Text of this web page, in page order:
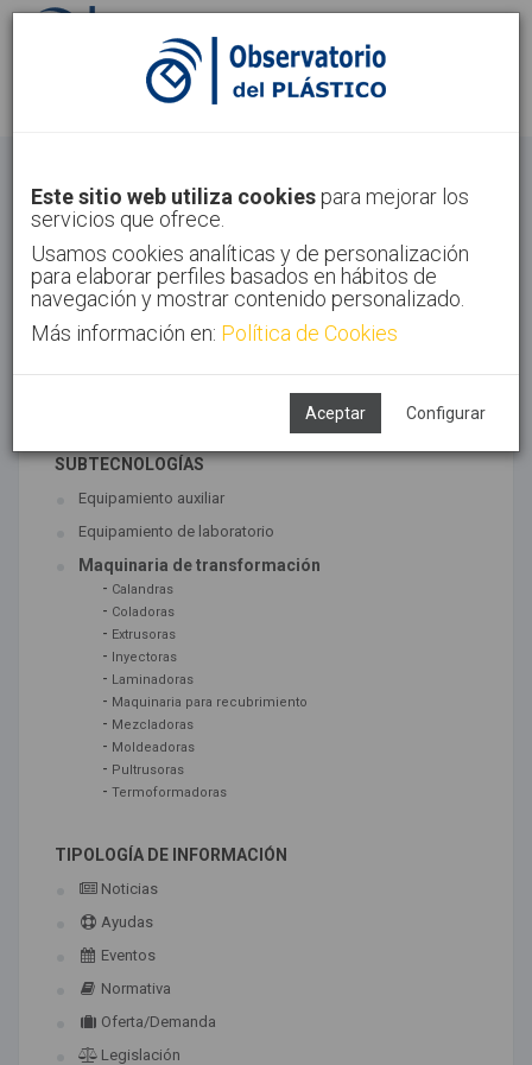
Identifícate Regístrate
Inicio Sectores Otros
Este sitio web utiliza cookies para mejorar los
servicios que ofrece.
Usamos cookies analíticas y de personalización
para elaborar perfiles basados en hábitos de
navegación y mostrar contenido personalizado.
Más información en: Política de Cookies
Aceptar Configurar
TECNOLOGÍAS ASOCIADAS
SUBTECNOLOGÍAS
Equipamiento auxiliar
Equipamiento de laboratorio
Maquinaria de transformación
- Calandras
- Coladoras
- Extrusoras
- Inyectoras
- Laminadoras
- Maquinaria para recubrimiento
- Mezcladoras
- Moldeadoras
- Pultrusoras
- Termoformadoras
TIPOLOGÍA DE INFORMACIÓN
Noticias
Ayudas
Eventos
Normativa
Oferta/Demanda
Legislación